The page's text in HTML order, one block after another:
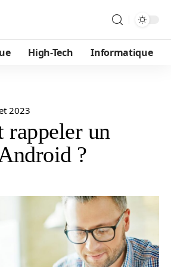
High-Tech Informatique
2023
rappeler un
?